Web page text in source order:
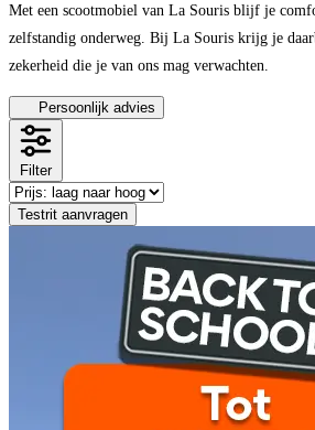
Met een scootmobiel van La Souris blijf je
zelfstandig onderweg. Bij La Souris krijg je
zekerheid die je van ons mag verwachten.
Persoonlijk advies
Filter
Testrit aanvragen